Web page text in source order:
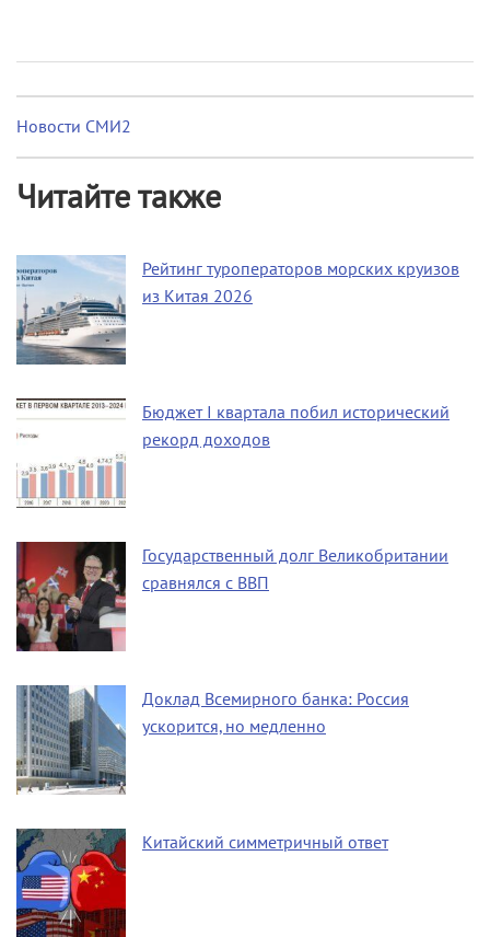
Новости СМИ2
Читайте также
Рейтинг туроператоров морских круизов
из Китая 2026
Бюджет I квартала побил исторический
рекорд доходов
Государственный долг Великобритании
сравнялся с ВВП
Доклад Всемирного банка: Россия
ускорится, но медленно
Китайский симметричный ответ